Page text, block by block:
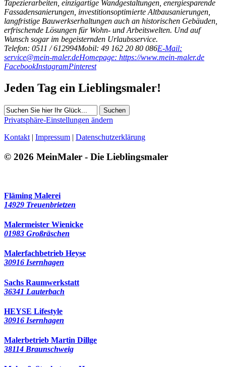
Tapezierarbeiten, einzigartige Wandgestaltungen, energiesparende
Fassadensanierungen, investitionsoptimierte Altbausanierungen,
langfristige Bauwerkserhaltungen auch an historischen Gebäuden,
erfrischende Lösungen für Wohn- und Arbeitswelten. Und auf
Wunsch sogar im begeisternden Urlaubsservice.
Telefon: 0511 / 612994Mobil: 49 162 20 80 086E-Mail:
service@mein-maler.deHomepage: https://www.mein-maler.de
FacebookInstagramPinterest
Jeden Tag ein Lieblingsmaler!
Suchen
Privatsphäre-Einstellungen ändern
Kontakt | Impressum | Datenschutzerklärung
© 2026 MeinMaler - Die Lieblingsmaler
Fläming Malerei
14929 Treuenbrietzen
Malermeister Wienicke
01983 Großräschen
Malerfachbetrieb Heyse
30916 Isernhagen
Sachs Raumwerkstatt
36341 Lauterbach
HEYSE Lifestyle
30916 Isernhagen
Malerbetrieb Martin Dillge
38114 Braunschweig